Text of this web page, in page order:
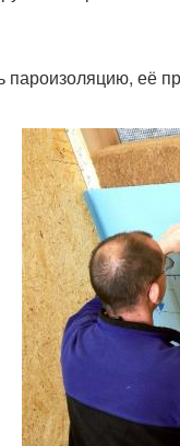
пароизоляцию, её